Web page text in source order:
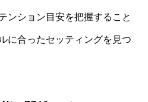
ンション目安を把握すること
に合ったセッティングを見つ